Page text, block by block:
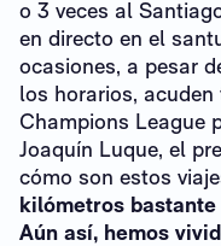
o 3 veces al
en directo en el
ocasiones, a pesar
los horarios,
Champions League
Joaquín Luque, el
cómo son estos
kilómetros
Aún así, hemos